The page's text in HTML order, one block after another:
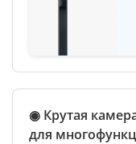
◉ Крутая
для